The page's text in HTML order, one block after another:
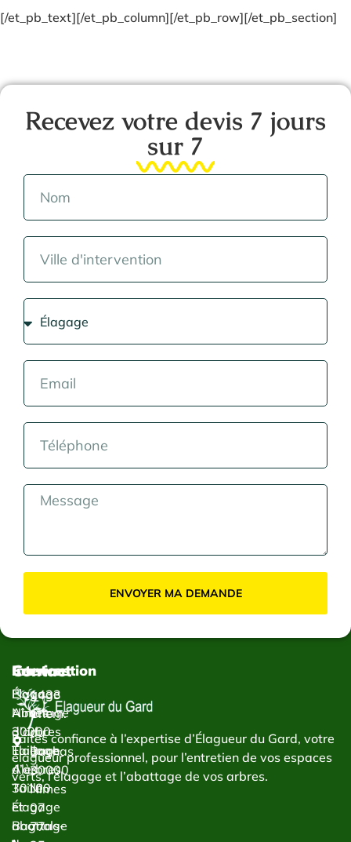
[/et_pb_text][/et_pb_column][/et_pb_row][/et_pb_section]
Recevez votre devis 7 jours
sur 7
ENVOYER MA DEMANDE
Faites confiance à l’expertise d’Élagueur du Gard, votre
élagueur professionnel, pour l’entretien de vos espaces
verts, l’élagage et l’abattage de vos arbres.
Services
Élagage
Abattage
d’arbres
Taillage
d’arbres
Taille
et
abattage
Intervention
Élagage
Nîmes
30000
Élagage
Alès
30100
Élagage
Bagnols-
Contact
1433
Chem.
du
Bachas
30000
Nîmes
07
77